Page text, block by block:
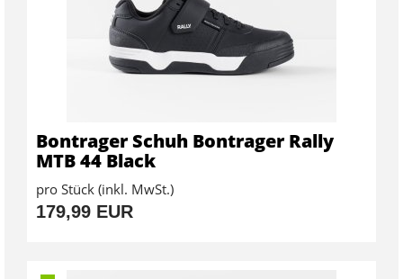
Bontrager Schuh Bontrager Rally
MTB 44 Black
pro Stück (inkl. MwSt.)
179,99 EUR